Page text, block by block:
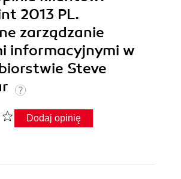
2013 PL.
zarządzanie
informacyjnymi w
Steve
Dodaj opinię